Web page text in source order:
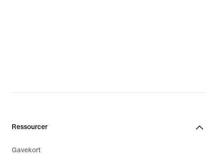
Ressourcer
Gavekort